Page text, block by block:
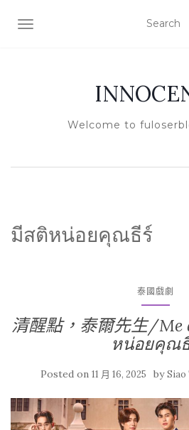
TOGGLE NAVIGATION
Welcome to
มีสติหน่อยคุณธีร์
泰國戲劇
清醒點，泰爾先生/
หน่อยคุณ
Posted on 11 月 16, 2025 bySiao